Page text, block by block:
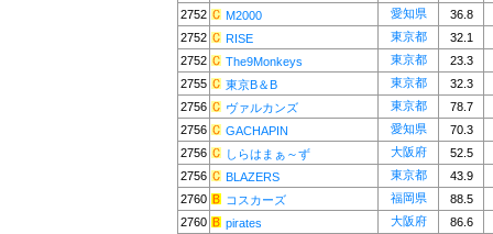
2752
M2000 愛知県
36.8
2752
RISE 東京都
32.1
2752
The9Monkeys 東京都
23.3
2755
東京B＆B 東京都
32.3
2756
ヴァルカンズ 東京都
78.7
2756
GACHAPIN 愛知県
70.3
2756
しらはまぁ～ず 大阪府
52.5
2756
BLAZERS 東京都
43.9
2760
コスカーズ 福岡県
88.5
2760
pirates 大阪府
86.6